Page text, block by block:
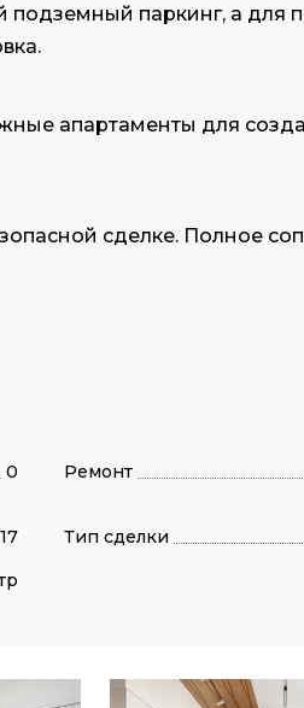
паркинг, а для
апартаменты для
сделке. Полное
0 Ремонт
Тип сделки